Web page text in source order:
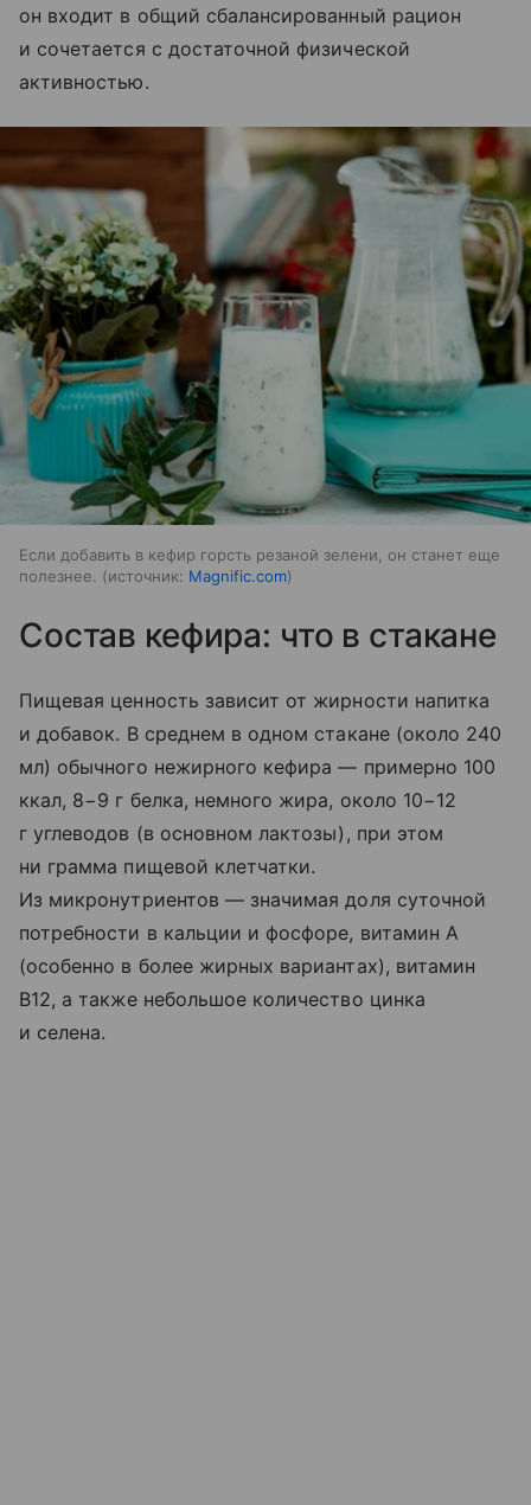
он входит в общий сбалансированный рацион
и сочетается с достаточной физической
активностью.
Если добавить в кефир горсть резаной зелени, он станет еще
полезнее.
источник: Magnific.com
Состав кефира: что в стакане
Пищевая ценность зависит от жирности напитка
и добавок. В среднем в одном стакане (около 240
мл) обычного нежирного кефира — примерно 100
ккал, 8−9 г белка, немного жира, около 10−12
г углеводов (в основном лактозы), при этом
ни грамма пищевой клетчатки.
Из микронутриентов — значимая доля суточной
потребности в кальции и фосфоре, витамин A
(особенно в более жирных вариантах), витамин
B12, а также небольшое количество цинка
и селена.